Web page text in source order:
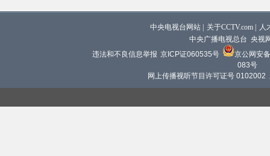
中央电视台网站 关于CCTV.com
人
中央广播电视总台 央视
违法和不良信息举报 京ICP证060535号
京公网安
083号
网上传播视听节目许可证号